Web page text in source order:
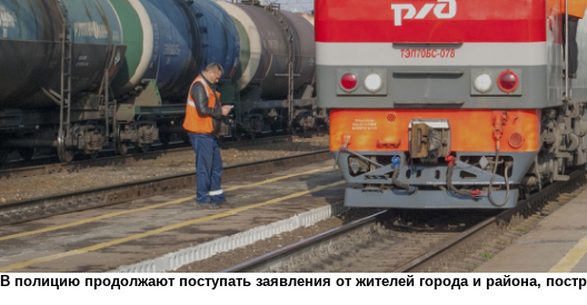
В полицию продолжают поступать заявления от жителей города и района,